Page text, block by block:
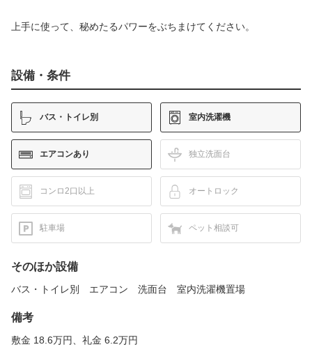
上手に使って、秘めたるパワーをぶちまけてください。
設備・条件
バス・トイレ別 室内洗濯機
エアコンあり 独立洗面台
コンロ2口以上 オートロック
駐車場 ペット相談可
そのほか設備
バス・トイレ別 エアコン 洗面台 室内洗濯機置場
備考
敷金 18.6万円、礼金 6.2万円